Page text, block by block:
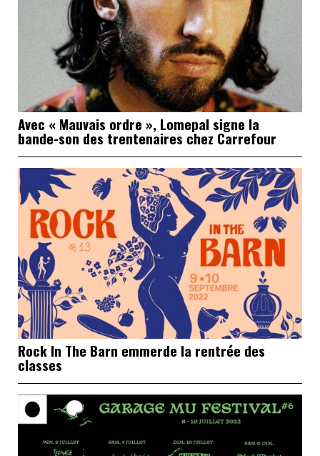
Avec « Mauvais ordre », Lomepal signe la
bande-son des trentenaires chez Carrefour
Rock In The Barn emmerde la rentrée des
classes